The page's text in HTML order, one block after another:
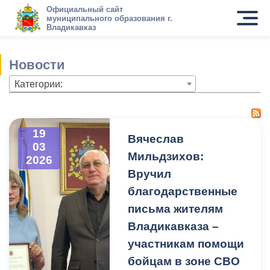
Официальный сайт
муниципального образования г.
Владикавказ
Новости
Категории:
19
03
2026
Вячеслав
Мильдзихов:
Вручил
благодарственные
письма жителям
Владикавказа –
участникам помощи
бойцам в зоне СВО